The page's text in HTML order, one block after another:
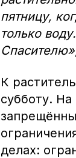
пятницу,
только
К
субботу.
делах: